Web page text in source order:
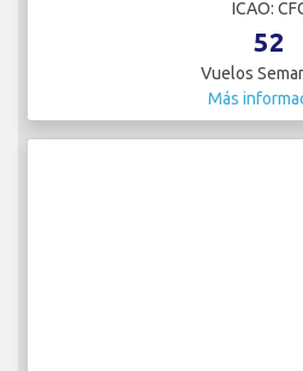
ICAO:
52
Vuelos
Más